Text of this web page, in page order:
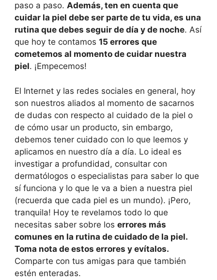
paso a paso. Además, ten en cuenta que
cuidar la piel debe ser parte de tu vida, es una
rutina que debes seguir de día y de noche. Así
que hoy te contamos 15 errores que
cometemos al momento de cuidar nuestra
piel. ¡Empecemos!
El Internet y las redes sociales en general, hoy
son nuestros aliados al momento de sacarnos
de dudas con respecto al cuidado de la piel o
de cómo usar un producto, sin embargo,
debemos tener cuidado con lo que leemos y
aplicamos en nuestro día a día. Lo ideal es
investigar a profundidad, consultar con
dermatólogos o especialistas para saber lo que
sí funciona y lo que le va a bien a nuestra piel
(recuerda que cada piel es un mundo). ¡Pero,
tranquila! Hoy te revelamos todo lo que
necesitas saber sobre los errores más
comunes en la rutina de cuidado de la piel.
Toma nota de estos errores y evítalos.
Comparte con tus amigas para que también
estén enteradas.